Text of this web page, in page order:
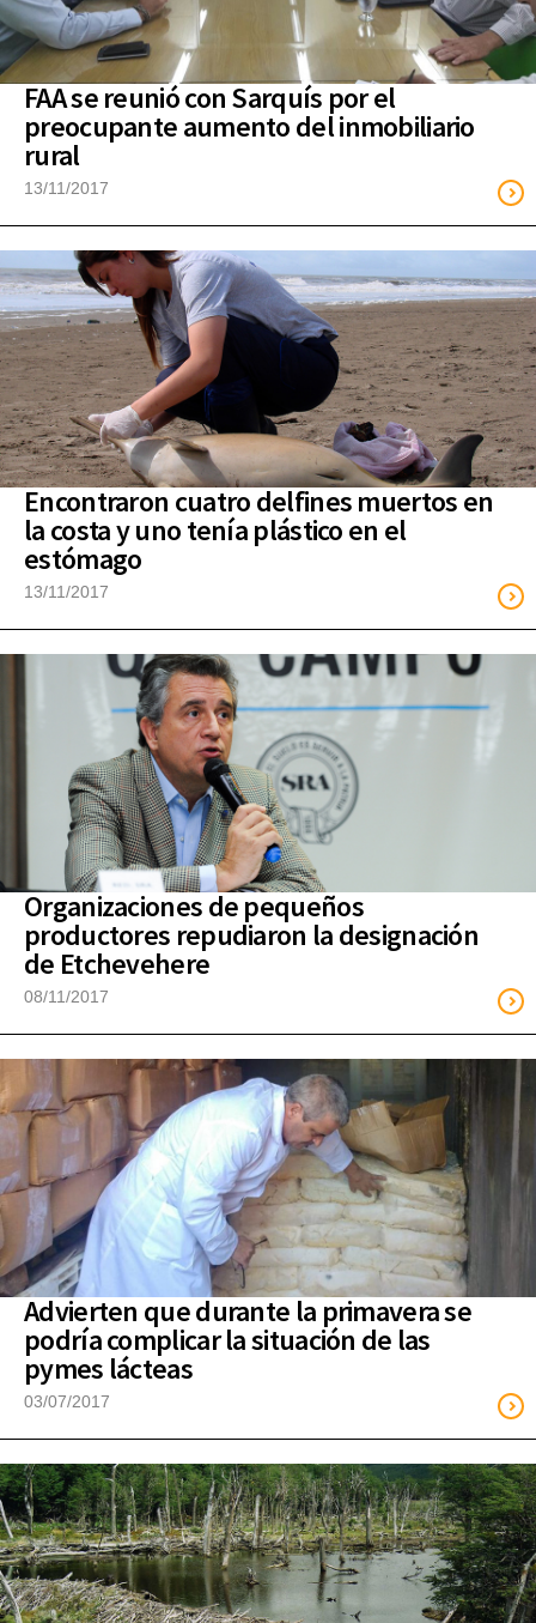
FAA se reunió con Sarquís por el
preocupante aumento del inmobiliario
rural
13/11/2017
Encontraron cuatro delfines muertos en
la costa y uno tenía plástico en el
estómago
13/11/2017
Organizaciones de pequeños
productores repudiaron la designación
de Etchevehere
08/11/2017
Advierten que durante la primavera se
podría complicar la situación de las
pymes lácteas
03/07/2017